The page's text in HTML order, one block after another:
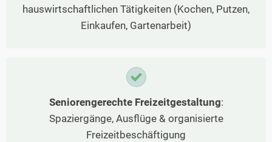
hauswirtschaftlichen Tätigkeiten (Kochen, Putzen,
Einkaufen, Gartenarbeit)
Seniorengerechte Freizeitgestaltung:
Spaziergänge, Ausflüge & organisierte
Freizeitbeschäftigung